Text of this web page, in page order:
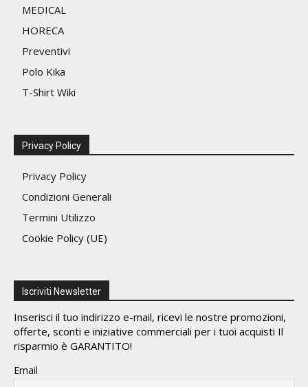
MEDICAL
HORECA
Preventivi
Polo Kika
T-Shirt Wiki
Privacy Policy
Privacy Policy
Condizioni Generali
Termini Utilizzo
Cookie Policy (UE)
Iscriviti Newsletter
Inserisci il tuo indirizzo e-mail, ricevi le nostre promozioni,
offerte, sconti e iniziative commerciali per i tuoi acquisti Il
risparmio è GARANTITO!
Email